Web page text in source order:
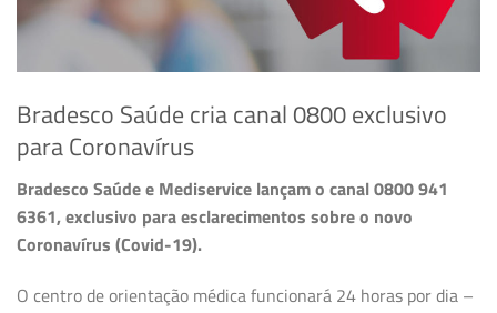
Bradesco Saúde cria canal 0800 exclusivo
para Coronavírus
Bradesco Saúde e Mediservice lançam o canal 0800 941
6361, exclusivo para esclarecimentos sobre o novo
Coronavírus (Covid-19).
O centro de orientação médica funcionará 24 horas por dia –